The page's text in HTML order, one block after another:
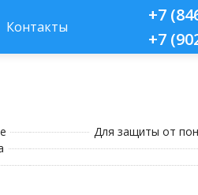
Контакты
+7
+7
Для защиты от